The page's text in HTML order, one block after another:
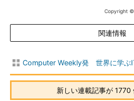
Copyright ©
関連情報
Computer Weekly発 世界に学ぶ
新しい連載記事が 1770